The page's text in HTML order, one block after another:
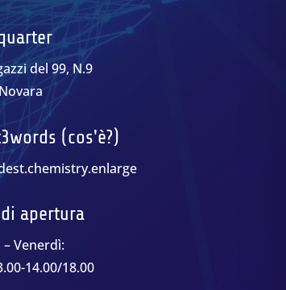
del 99, N.9
(cos'è?)
apertura
Venerdì:
14.00/18.00